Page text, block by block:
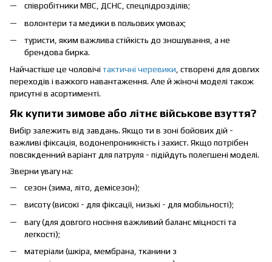
співробітники МВС, ДСНС, спецпідрозділів;
волонтери та медики в польових умовах;
туристи, яким важлива стійкість до зношування, а не
брендова бирка.
Найчастіше це чоловічі тактичні черевики, створені для довгих
переходів і важкого навантаження. Але й жіночі моделі також
присутні в асортименті.
Як купити зимове або літнє військове взуття?
Вибір залежить від завдань. Якщо ти в зоні бойових дій -
важливі фіксація, водонепроникність і захист. Якщо потрібен
повсякденний варіант для патруля - підійдуть полегшені моделі.
Зверни увагу на:
сезон (зима, літо, демісезон);
висоту (високі - для фіксації, низькі - для мобільності);
вагу (для довгого носіння важливий баланс міцності та
легкості);
матеріали (шкіра, мембрана, тканини з